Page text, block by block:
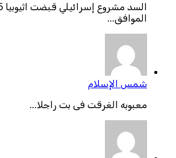
الموافق...
شمس الإسلام
معبوبه الغرقت فى بت راجلا...